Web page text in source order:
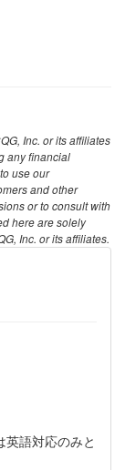
Inc. or its affiliates
any financial
use our
and other
or to consult with
here are solely
Inc. or its affiliates.
語対応のみと